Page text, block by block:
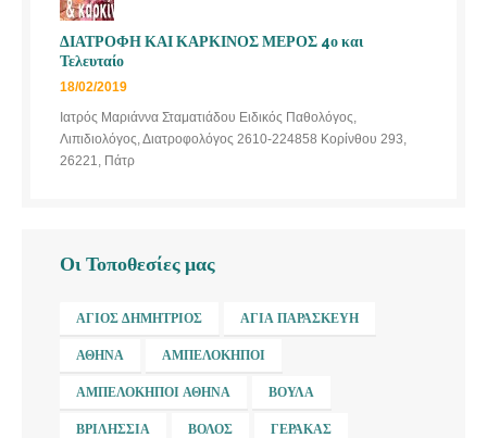
ΔΙΑΤΡΟΦΗ ΚΑΙ ΚΑΡΚΙΝΟΣ ΜΕΡΟΣ 4ο και
Τελευταίο
18/02/2019
Ιατρός Μαριάννα Σταματιάδου Ειδικός Παθολόγος,
Λιπιδιολόγος, Διατροφολόγος 2610-224858 Κορίνθου 293,
26221, Πάτρ
Οι Τοποθεσίες μας
ΆΓΙΟΣ ΔΗΜΉΤΡΙΟΣ ΑΓΊΑ ΠΑΡΑΣΚΕΥΉ
ΑΘΉΝΑ ΑΜΠΕΛΌΚΗΠΟΙ
ΑΜΠΕΛΌΚΗΠΟΙ ΑΘΉΝΑ ΒΟΎΛΑ
ΒΡΙΛΉΣΣΙΑ ΒΌΛΟΣ ΓΈΡΑΚΑΣ